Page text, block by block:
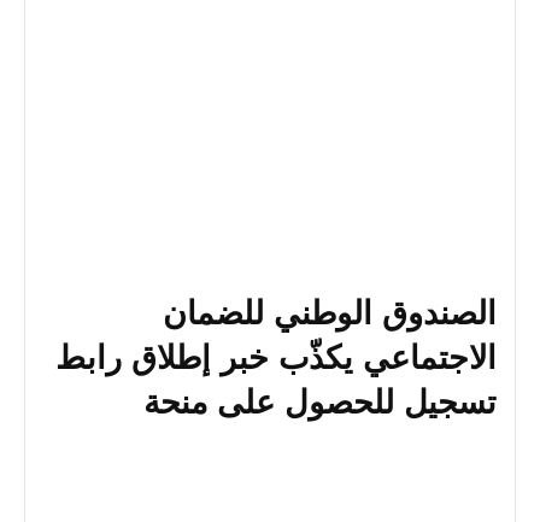
الصندوق الوطني للضمان
الاجتماعي يكذّب خبر إطلاق رابط
تسجيل للحصول على منحة